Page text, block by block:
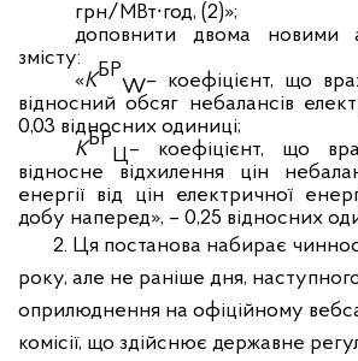
грн/МВт∙год, (2)»;
доповнити двома новими
змісту:
«KБР
W– коефіцієнт, що
відносний обсяг небалансів
0,03 відносних одиниці;
KБР
Ц– коефіцієнт, що
відносне відхилення цін
енергії від цін електричної
добу наперед», – 0,25 відносних
2. Ця постанова набирає
року, але не раніше дня,
оприлюднення на офіційному
комісії, що здійснює державне